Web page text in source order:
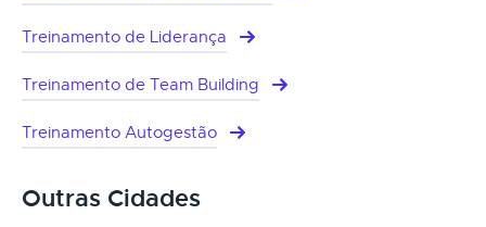
Treinamento de Liderança
Treinamento de Team Building
Treinamento Autogestão
Outras Cidades